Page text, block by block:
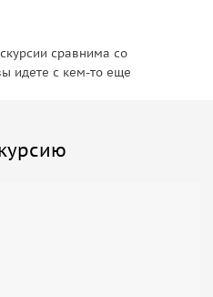
сравнима со
идете с кем-то еще